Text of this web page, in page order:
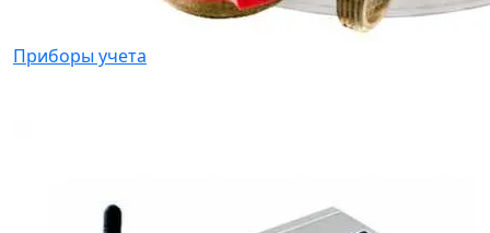
Приборы учета